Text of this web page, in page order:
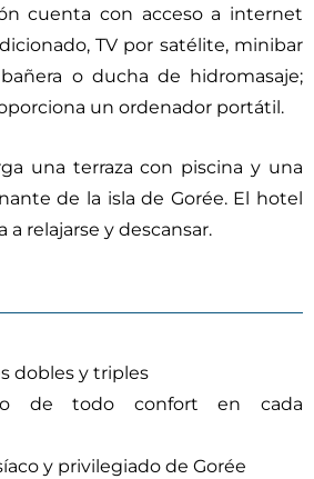
cuenta con acceso a internet
TV por satélite, minibar
o ducha de hidromasaje;
un ordenador portátil.
una terraza con piscina y una
de la isla de Gorée. El hotel
a relajarse y descansar.
dobles y triples
de todo confort en cada
y privilegiado de Gorée